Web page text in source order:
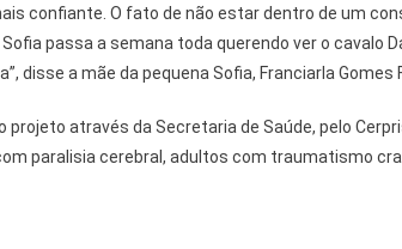
confiante. O fato de não estar dentro de um
passa a semana toda querendo ver o cavalo
disse a mãe da pequena Sofia, Franciarla Gomes
através da Secretaria de Saúde, pelo
paralisia cerebral, adultos com traumatismo